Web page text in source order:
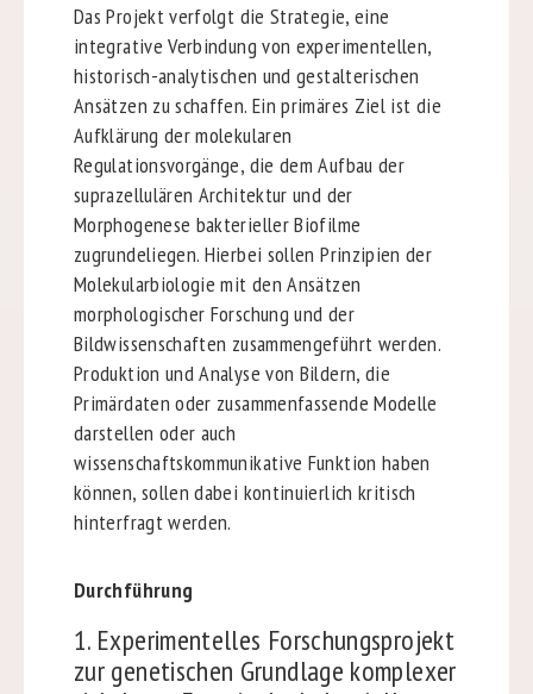
Das Projekt verfolgt die Strategie, eine
integrative Verbindung von experimentellen,
historisch-analytischen und gestalterischen
Ansätzen zu schaffen. Ein primäres Ziel ist die
Aufklärung der molekularen
Regulationsvorgänge, die dem Aufbau der
suprazellulären Architektur und der
Morphogenese bakterieller Biofilme
zugrundeliegen. Hierbei sollen Prinzipien der
Molekularbiologie mit den Ansätzen
morphologischer Forschung und der
Bildwissenschaften zusammengeführt werden.
Produktion und Analyse von Bildern, die
Primärdaten oder zusammenfassende Modelle
darstellen oder auch
wissenschaftskommunikative Funktion haben
können, sollen dabei kontinuierlich kritisch
hinterfragt werden.
Durchführung
1. Experimentelles Forschungsprojekt
zur genetischen Grundlage komplexer